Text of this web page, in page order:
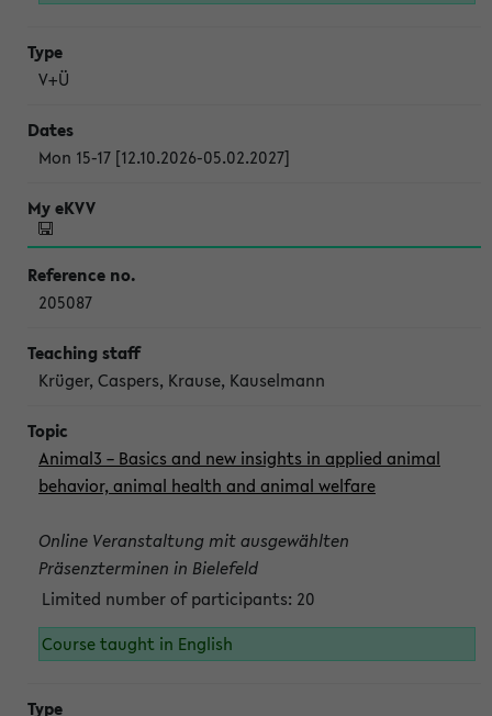
V+Ü
Mon 15-17 [12.10.2026-05.02.2027]
205087
Krüger, Caspers, Krause, Kauselmann
Animal3 – Basics and new insights in applied animal
behavior, animal health and animal welfare
Online Veranstaltung mit ausgewählten
Präsenzterminen in Bielefeld
Limited number of participants: 20
Course taught in English